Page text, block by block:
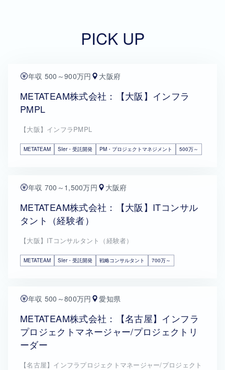
PICK UP
年収 500～900万円 大阪府
METATEAM株式会社：【大阪】インフラ
PMPL
【大阪】インフラPMPL
METATEAM SIer・受託開発 PM・プロジェクトマネジメント 500万～
年収 700～1,500万円 大阪府
METATEAM株式会社：【大阪】ITコンサル
タント（経験者）
【大阪】ITコンサルタント（経験者）
METATEAM SIer・受託開発 戦略コンサルタント 700万～
年収 500～800万円 愛知県
METATEAM株式会社：【名古屋】インフラ
プロジェクトマネージャー/プロジェクトリ
ーダー
【名古屋】インフラプロジェクトマネージャー/プロジェクト